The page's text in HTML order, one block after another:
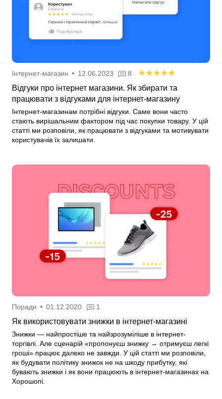
Інтернет-магазин • 12.06.2023 8
Відгуки про інтернет магазини. Як збирати та
працювати з відгуками для інтернет-магазину
Інтернет-магазинам потрібні відгуки. Саме вони часто
стають вирішальним фактором під час покупки товару. У цій
статті ми розповіли, як працювати з відгуками та мотивувати
користувачів їх залишати.
Поради • 01.12.2020 1
Як використовувати знижки в інтернет-магазині
Знижки — найпростіше та найзрозуміліше в інтернет-
торгівлі. Але сценарій «пропонуєш знижку → отримуєш легкі
гроші» працює далеко не завжди. У цій статті ми розповіли,
як будувати політику знижок не на шкоду прибутку, які
бувають знижки і як вони працюють в інтернет-магазинах на
Хорошопі.